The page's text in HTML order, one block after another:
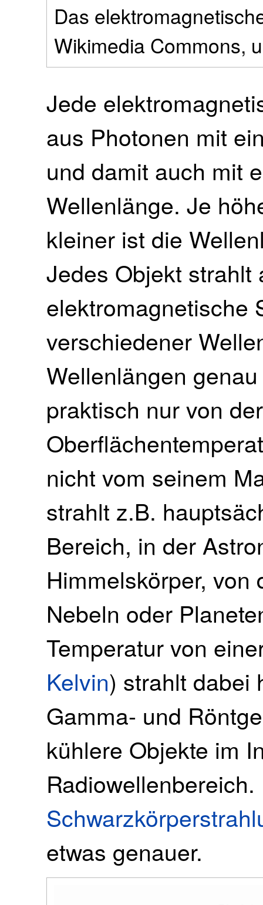
Das
Wikimedia Commons,
Jede
aus Photonen mit
und damit auch mit
Wellenlänge. Je
kleiner ist die
Jedes Objekt strahlt
elektromagnetische
verschiedener
Wellenlängen
praktisch nur von der
nicht vom seinem
strahlt z.B.
Bereich, in der
Himmelskörper,
Nebeln oder
Temperatur von
Kelvin) strahlt dabei
Gamma- und
kühlere Objekte im
etwas genauer.